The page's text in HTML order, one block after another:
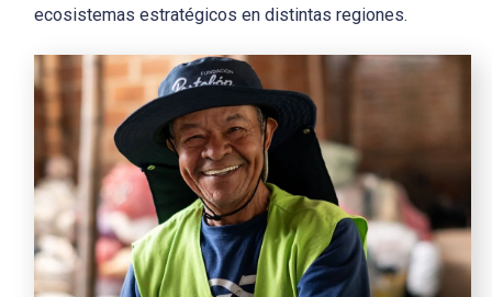
ecosistemas estratégicos en distintas regiones.